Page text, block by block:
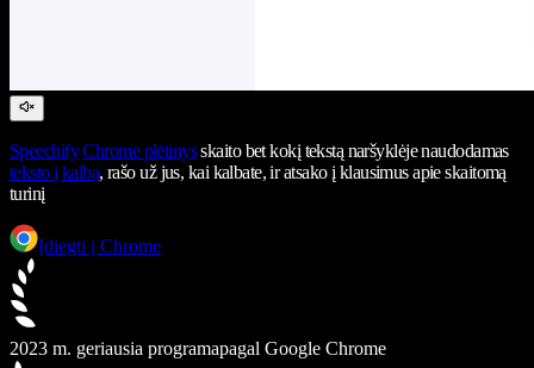
Speechify Chrome plėtinysskaito bet kokį tekstą naršyklėje naudodamas
teksto į kalbą, rašo už jus, kai kalbate, ir atsako į klausimus apie skaitomą
turinį
Įdiegti į Chrome
2023 m. geriausia programapagal Google Chrome